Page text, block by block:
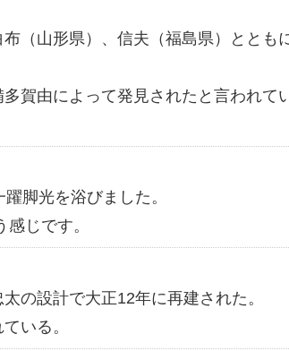
（山形県）、信夫（福島県）ととも
賀由によって発見されたと言われて
脚光を浴びました。
じです。
の設計で大正12年に再建された。
いる。